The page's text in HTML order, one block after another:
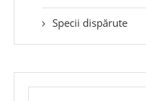
Specii dispărute